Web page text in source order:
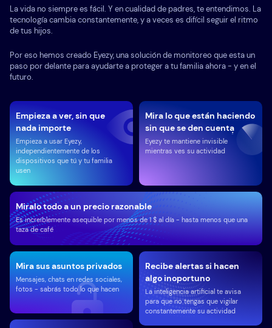
La vida no siempre es fácil. Y en cualidad de padres, te entendimos. La
tecnología cambia constantemente, y a veces es difícil seguir el ritmo
de tus hijos.
Por eso hemos creado Eyezy, una solución de monitoreo que esta un
paso por delante para ayudarte a proteger a tu familia ahora - y en el
futuro.
Empieza a ver, sin que
nada importe
Empieza a usar Eyezy,
independientemente de los
dispositivos que tú y tu familia
usen
Mira lo que están haciendo
sin que se den cuenta
Eyezy te mantiene invisible
mientras ves su actividad
Mira sus asuntos privados
Mensajes, chats en redes sociales,
fotos - sabrás todo lo que hacen
Miralo todo a un precio razonable
Es increíblemente asequible por menos de 1 $ al día - hasta menos que una
taza de café
Recibe alertas si hacen
algo inoportuno
La inteligencia artificial te avisa
para que no tengas que vigilar
constantemente su actividad